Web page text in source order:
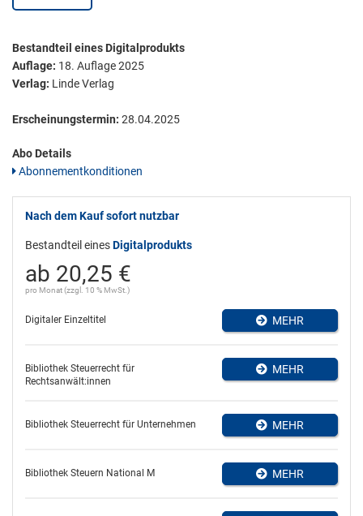
Bestandteil eines Digitalprodukts
Auflage: 18. Auflage 2025
Verlag: Linde Verlag
Erscheinungstermin: 28.04.2025
Abo Details
Abonnementkonditionen
Nach dem Kauf sofort nutzbar
Bestandteil einesDigitalprodukts
ab 20,25 €
pro Monat (zzgl. 10 % MwSt.)
Digitaler Einzeltitel MEHR
Bibliothek Steuerrecht für
Rechtsanwält:innen
MEHR
Bibliothek Steuerrecht für Unternehmen MEHR
Bibliothek Steuern National M MEHR